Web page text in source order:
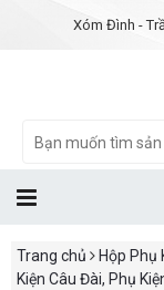
Xóm Đình -
Trang chủ
Hộp Phụ
Kiện Câu Đài, Phụ